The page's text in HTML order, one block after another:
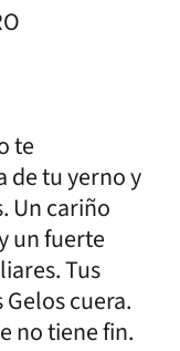
te
de tu yerno y
Un cariño
un fuerte
Tus
cuera.
no tiene fin.